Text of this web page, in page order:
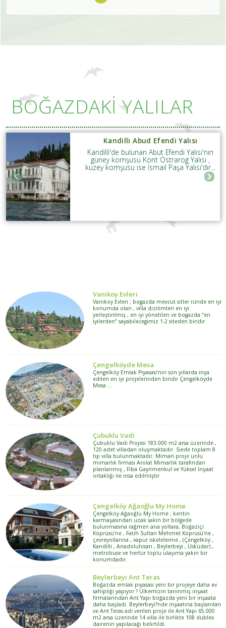
BOĞAZDAKİ YALILAR
Kandilli Abud Efendi Yalısı
Kandilli'de bulunan Abut Efendi Yalısı'nın
güney komşusu Kont Ostrarog Yalısı ,
kuzey komşusu ise İsmail Paşa Yalısı'dır...
Vanikoy Evleri
Vanikoy Evleri ; bogazda mevcut sitler icinde en iyi
konumda olan , villa dizilimleri en iyi
yerleştirilmiş , en iyi yönetilen ve bogazda “en
iyilerden” sayabilecegimiz 1-2 siteden biridir
Çengelköyde Mesa
Çengelköy Emlak Piyasası’nın son yıllarda inşa
edilen en iyi projelerinden biridir Çengelköyde
Mesa …
Çubuklu Vadi
Çubuklu Vadi Projesi 183.000 m2 arsa üzerinde ,
120 adet villadan oluşmaktadır. Siede toplam 8
tip villa bulunmaktadır. Mimari proje unlu
mimarlık firması Arolat Mimarlık tarafından
planlanmış , Fiba Gayrimenkul ve Yüksel İnşaat
ortaklığı ile insa edilmiştir.
Çengelköy Ağaoğlu My Home
Çengelköy Ağaoğlu My Home ; kentin
karmaşasından uzak sakin bir bölgede
bulunmasına rağmen ana yollara, Boğaziçi
Köprüsü’ne , Fatih Sultan Mehmet Köprüsü'ne ,
çevreyollarına , vapur iskelelerine , (Çengelköy ,
Kandilli , Anadoluhisarı , Beylerbeyi , Üsküdar) ,
metrobuse ve hertür toplu ulaşıma yakın bir
konumdadır.
Beylerbeyi Ant Teras
Boğazda emlak piyasası yeni bir projeye daha ev
sahipliği yapıyor ? Ülkemizin tanınmış inşaat
firmalarından Ant Yapı boğazda yeni bir inşaata
daha başladı. Beylerbeyi?nde inşaatına başlanılan
ve Ant Teras adı verilen proje ile Ant Yapı 65.000
m2 arsa üzerinde 14 villa ile birlikte 108 dublex
dairenin yapılacağı belirtildi.